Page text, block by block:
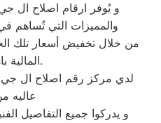
و يُوفر ارقام اصلاح ال
والمميزات التي تُساهم
من خلال تخفيض أسعار تلك
المالية باهظة الثمن.
لدي مركز رقم اصلاح ال
عاليه
و يدركوا جميع التفاصيل